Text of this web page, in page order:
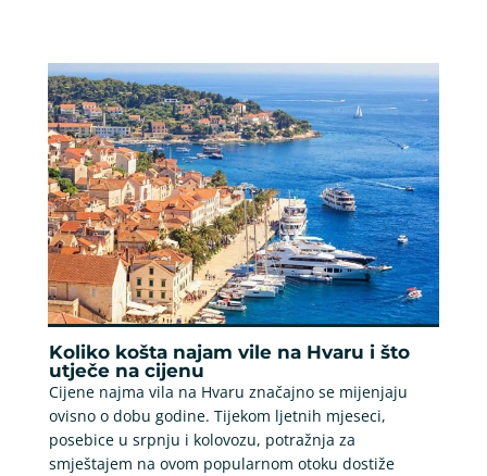
Koliko košta najam vile na Hvaru i što
utječe na cijenu
Cijene najma vila na Hvaru značajno se mijenjaju
ovisno o dobu godine. Tijekom ljetnih mjeseci,
posebice u srpnju i kolovozu, potražnja za
smještajem na ovom popularnom otoku dostiže